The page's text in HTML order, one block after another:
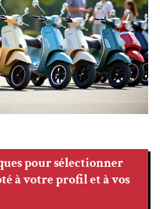
pour sélectionner
à votre profil et à vos